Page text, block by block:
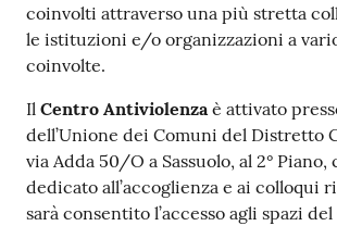
coinvolti attraverso una più stretta
le istituzioni e/o organizzazioni a
coinvolte.
Il Centro Antiviolenzaè attivato
dell’Unione dei Comuni del Distretto
via Adda 50/O a Sassuolo, al 2°
dedicato all’accoglienza e ai colloqui
sarà consentito l’accesso agli spazi